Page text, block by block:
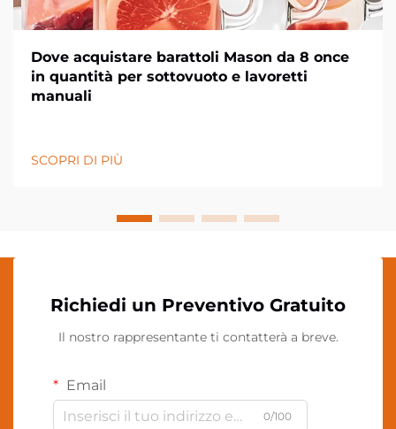
Dove acquistare barattoli Mason da 8 once
in quantità per sottovuoto e lavoretti
manuali
SCOPRI DI PIÙ
Richiedi un Preventivo Gratuito
Il nostro rappresentante ti contatterà a breve.
Email
0/100